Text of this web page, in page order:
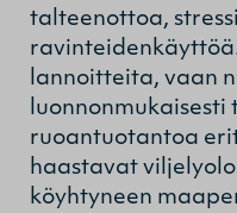
talteenottoa,
lannoitteita, vaan
ruoantuotantoa
haastavat
köyhtyneen